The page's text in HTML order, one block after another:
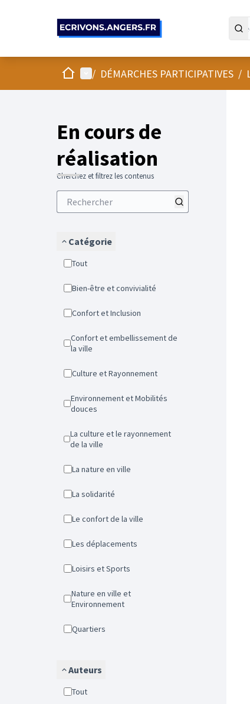
AccueilMenu principal
/ DÉMARCHES PARTICIPATIVES /
En cours de
réalisation
Cherchez et filtrez les contenus
Catégorie
Tout
Bien-être et convivialité
Confort et Inclusion
Confort et embellissement de
la ville
Culture et Rayonnement
Environnement et Mobilités
douces
La culture et le rayonnement
de la ville
La nature en ville
La solidarité
Le confort de la ville
Les déplacements
Loisirs et Sports
Nature en ville et
Environnement
Quartiers
Auteurs
Tout